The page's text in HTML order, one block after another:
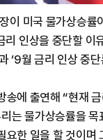
이 미국 물가상승률
인상을 중단할 이
‘9월 금리 인상 중
에 출연해 “현재
는 물가상승률을
한 일을 할 것이며